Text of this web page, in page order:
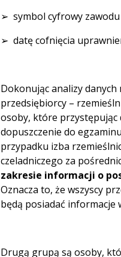
➢ symbol cyfrowy
➢ datę cofnięcia
Dokonując analizy danych
przedsiębiorcy –
osoby, które przystępując
dopuszczenie do
przypadku izba
czeladniczego za
zakresie informacji o
Oznacza to, że wszyscy
będą posiadać informacje
Drugą grupą są osoby,